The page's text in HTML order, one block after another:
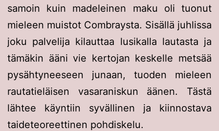
samoin kuin madeleinen maku oli tuonut
mieleen muistot Combraysta. Sisällä juhlissa
joku palvelija kilauttaa lusikalla lautasta ja
tämäkin ääni vie kertojan keskelle metsää
pysähtyneeseen junaan, tuoden mieleen
rautatieläisen vasaraniskun äänen. Tästä
lähtee käyntiin syvällinen ja kiinnostava
taideteoreettinen pohdiskelu.